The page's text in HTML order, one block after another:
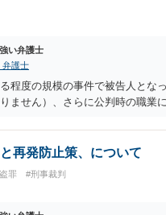
い弁護士
弁護士
程度の規模の事件で被告人とな
りません）、さらに公判時の職
再発防止策、について
罪 #刑事裁判